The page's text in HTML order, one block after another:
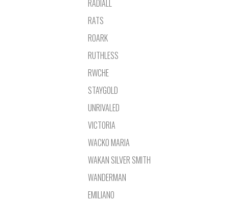
RADIALL
RATS
ROARK
RUTHLESS
RWCHE
STAYGOLD
UNRIVALED
VICTORIA
WACKO MARIA
WAKAN SILVER SMITH
WANDERMAN
EMILIANO